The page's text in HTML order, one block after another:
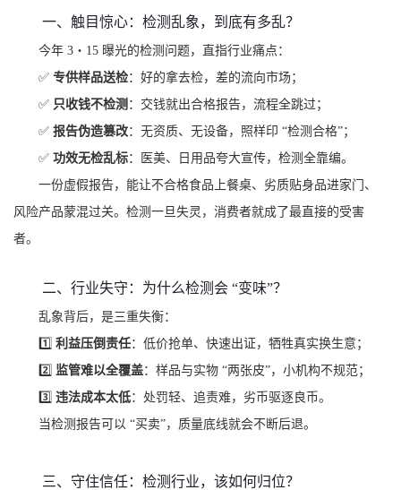
一、触目惊心：检测乱象，到底有多乱？
今年 3・15 曝光的检测问题，直指行业痛点：
✅ 专供样品送检：好的拿去检，差的流向市场；
✅ 只收钱不检测 ：交钱就出合格报告，流程全跳过；
✅ 报告伪造篡改：无资质、无设备，照样印 “检测合格”；
✅ 功效无检乱标：医美、日用品夸大宣传，检测全靠编。
一份虚假报告，能让不合格食品上餐桌、劣质贴身品进家门、
风险产品蒙混过关。检测一旦失灵，消费者就成了最直接的受害
者。
二、行业失守：为什么检测会 “变味”？
乱象背后，是三重失衡：
1️⃣ 利益压倒责任：低价抢单、快速出证，牺牲真实换生意；
2️⃣ 监管难以全覆盖：样品与实物 “两张皮”，小机构不规范；
3️⃣ 违法成本太低：处罚轻、追责难，劣币驱逐良币。
当检测报告可以 “买卖”，质量底线就会不断后退。
三、守住信任：检测行业，该如何归位？